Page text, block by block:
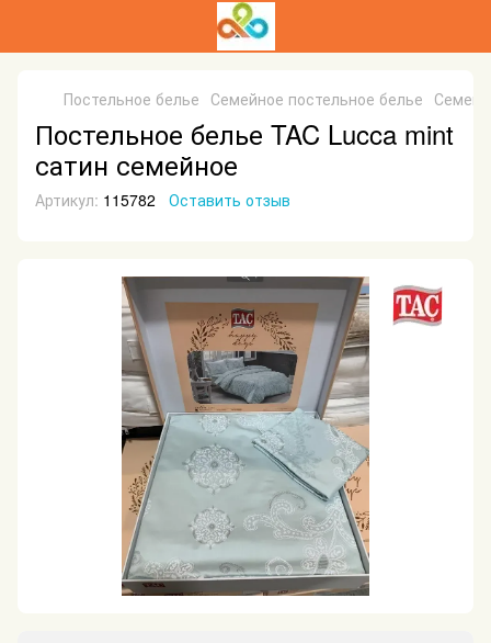
Постельное белье Семейное постельное белье
Постельное белье TAC Lucca mint
сатин семейное
Артикул: 115782 Оставить отзыв